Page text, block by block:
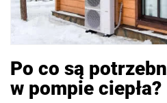
Po co są
w pompie ciepła?